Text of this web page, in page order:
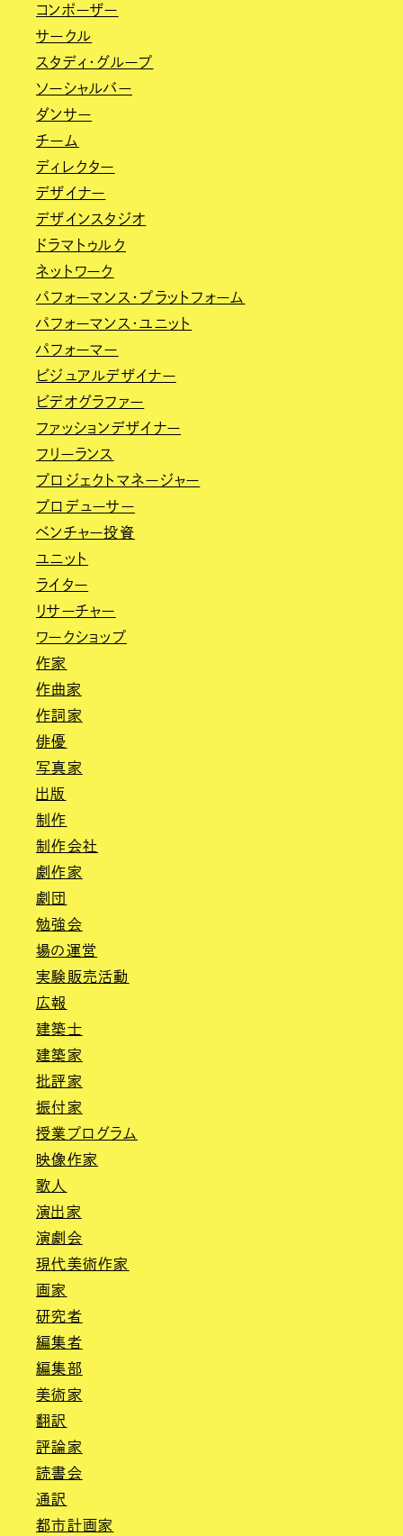
コンポーザー
サークル
スタディ・グループ
ソーシャルバー
ダンサー
チーム
ディレクター
デザイナー
デザインスタジオ
ドラマトゥルク
ネットワーク
パフォーマンス・プラットフォーム
パフォーマンス・ユニット
パフォーマー
ビジュアルデザイナー
ビデオグラファー
ファッションデザイナー
フリーランス
プロジェクトマネージャー
プロデューサー
ベンチャー投資
ユニット
ライター
リサーチャー
ワークショップ
作家
作曲家
作詞家
俳優
写真家
出版
制作
制作会社
劇作家
劇団
勉強会
場の運営
実験販売活動
広報
建築士
建築家
批評家
振付家
授業プログラム
映像作家
歌人
演出家
演劇会
現代美術作家
画家
研究者
編集者
編集部
美術家
翻訳
評論家
読書会
通訳
都市計画家